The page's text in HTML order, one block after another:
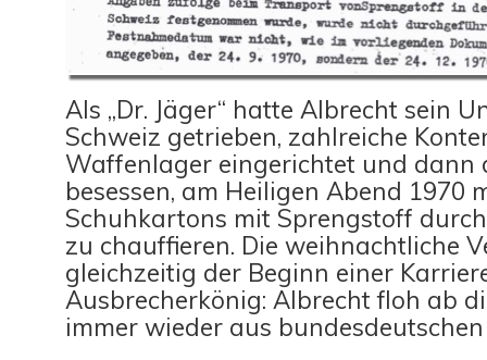
Als „Dr. Jäger“ hatte Albrecht sein
Schweiz getrieben, zahlreiche
Waffenlager eingerichtet und dann
besessen, am Heiligen Abend 1970
Schuhkartons mit Sprengstoff
zu chauffieren. Die weihnachtliche
gleichzeitig der Beginn einer
Ausbrecherkönig: Albrecht floh ab
immer wieder aus